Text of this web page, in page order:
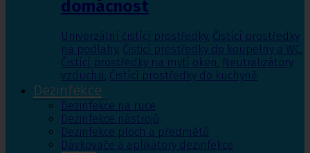
domácnost
Univerzální čistící prostředky, Čistící prostředky
na podlahy, Čisticí prostředky do koupelny a WC,
Čistící prostředky na mytí oken, Neutralizátory
vzduchu, Čistící prostředky do kuchyně
Dezinfekce
Dezinfekce na ruce
Dezinfekce nástrojů
Dezinfekce ploch a předmětů
Dávkovače a aplikátory dezinfekce